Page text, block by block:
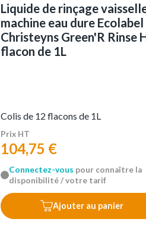
Liquide de rinçage
machine eau dure Ecolabel
Christeyns Green'R Rinse
flacon de 1L
Colis de 12 flacons de 1L
Prix HT
104,75 €
Connectez-vous pour connaître la
disponibilité / votre tarif
Ajouter au panier